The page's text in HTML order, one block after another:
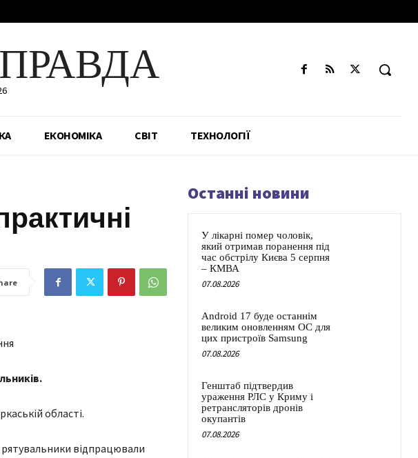
ЕКОНОМІКА СВІТ ТЕХНОЛОГІЇ
області.
рятувальники відпрацювали
Останні новини
У лікарні помер чоловік,
який отримав поранення під
час обстрілу Києва 5 серпня
– КМВА
07.08.2026
Android 17 буде останнім
великим оновленням ОС для
цих пристроїв Samsung
07.08.2026
Генштаб підтвердив
ураження РЛС у Криму і
ретрансляторів дронів
окупантів
07.08.2026